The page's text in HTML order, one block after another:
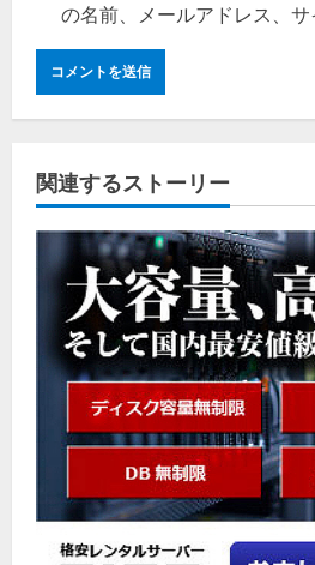
の名前、メールアドレス、サ
関連するストーリー